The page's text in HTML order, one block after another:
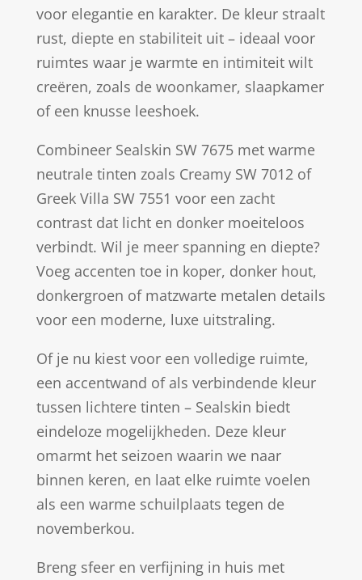
voor elegantie en karakter. De kleur straalt
rust, diepte en stabiliteit uit – ideaal voor
ruimtes waar je warmte en intimiteit wilt
creëren, zoals de woonkamer, slaapkamer
of een knusse leeshoek.
Combineer Sealskin SW 7675 met warme
neutrale tinten zoals Creamy SW 7012 of
Greek Villa SW 7551 voor een zacht
contrast dat licht en donker moeiteloos
verbindt. Wil je meer spanning en diepte?
Voeg accenten toe in koper, donker hout,
donkergroen of matzwarte metalen details
voor een moderne, luxe uitstraling.
Of je nu kiest voor een volledige ruimte,
een accentwand of als verbindende kleur
tussen lichtere tinten – Sealskin biedt
eindeloze mogelijkheden. Deze kleur
omarmt het seizoen waarin we naar
binnen keren, en laat elke ruimte voelen
als een warme schuilplaats tegen de
novemberkou.
Breng sfeer en verfijning in huis met